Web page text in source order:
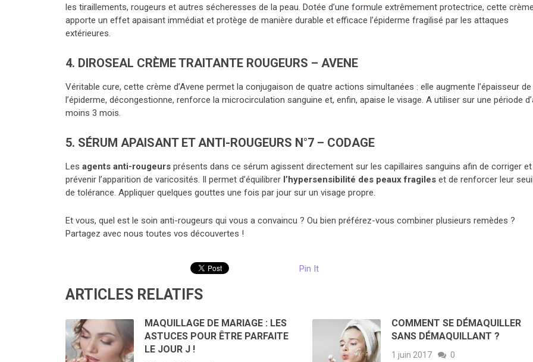
les tiraillements, rougeurs et autres sécheresses de la peau. Dotée d’une formule extrêmement protectrice, cette
apporte un effet apaisant immédiat et protège de manière durable et efficace l’épiderme fragilisé par les attaques
extérieures.
4. DIROSEAL CRÈME TRAITANTE ROUGEURS – AVENE
Véritable cure, cette crème d’Avene permet la conjugaison de quatre actions simultanées : elle augmente l’épaisseur de
l’épiderme, décongestionne, renforce la microcirculation sanguine et, enfin, apaise le visage. A utiliser sur une période
moins 3 mois.
5. SÉRUM APAISANT ET ANTI-ROUGEURS N°7 – CODAGE
Les agents anti-rougeurs présents dans ce sérum agissent directement sur les capillaires sanguins afin de corriger et
prévenir l’apparition de varicosités. Il permet d’équilibrer l’hypersensibilité des peaux fragiles et de renforcer leur
de tolérance. Appliquer quelques gouttes une fois par jour sur un visage propre.
Et vous, quel est le soin anti-rougeurs qui vous a convaincu ? Ou bien préférez-vous combiner plusieurs remèdes ?
Partagez avec nous toutes vos découvertes !
Pin It
ARTICLES RELATIFS
MAQUILLAGE DE MARIAGE : LES
ASTUCES POUR ÊTRE PARFAITE
LE JOUR J !
COMMENT SE DÉMAQUILLER
SANS DÉMAQUILLANT ?
1 juin 2017 0